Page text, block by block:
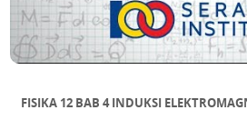
FISIKA 12 BAB 4 INDUKSI